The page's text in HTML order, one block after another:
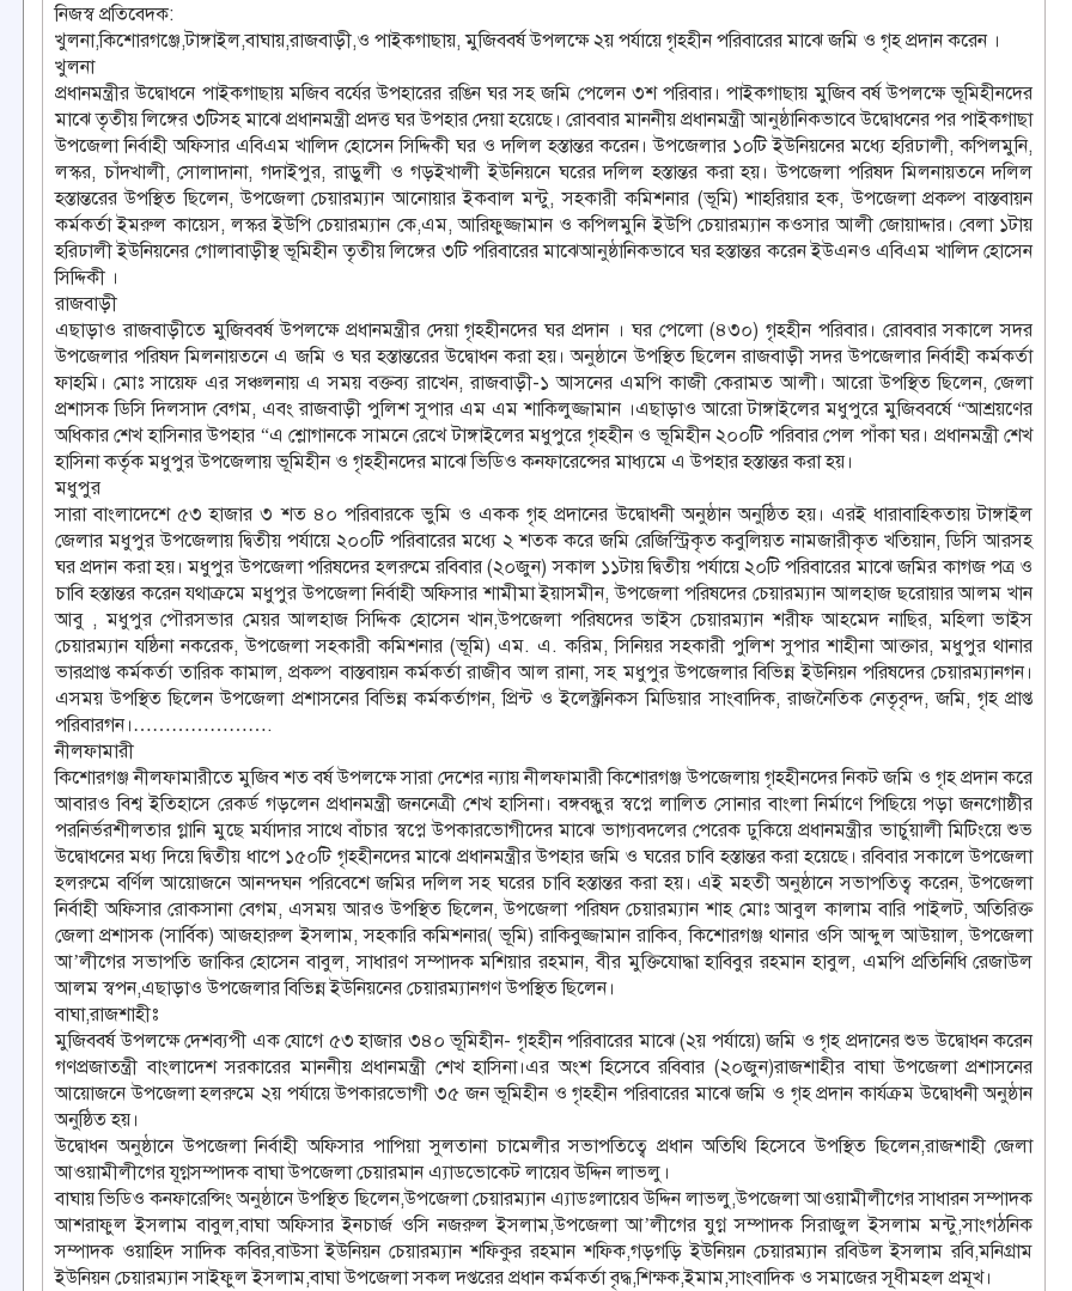
নিজস্ব প্রতিবেদক:
খুলনা,কিশোরগঞ্জে,টাঙ্গাইল,বাঘায়,রাজবাড়ী,ও পাইকগাছায়, মুজিববর্ষ উপলক্ষে ২য় পর্যায়ে গৃহহীন পরিবারের মাঝে জমি ও গৃহ প্রদান করেন ।
খুলনা
প্রধানমন্ত্রীর উদ্বোধনে পাইকগাছায় মজিব বর্যের উপহারের রঙিন ঘর সহ জমি পেলেন ৩শ পরিবার। পাইকগাছায় মুজিব বর্ষ উপলক্ষে ভূমিহীনদের
মাঝে তৃতীয় লিঙ্গের ৩টিসহ মাঝে প্রধানমন্ত্রী প্রদত্ত ঘর উপহার দেয়া হয়েছে। রোববার মাননীয় প্রধানমন্ত্রী আনুষ্ঠানিকভাবে উদ্বোধনের পর পাইকগাছা
উপজেলা নির্বাহী অফিসার এবিএম খালিদ হোসেন সিদ্দিকী ঘর ও দলিল হস্তান্তর করেন। উপজেলার ১০টি ইউনিয়নের মধ্যে হরিঢালী, কপিলমুনি,
লস্কর, চাঁদখালী, সোলাদানা, গদাইপুর, রাড়ুলী ও গড়ইখালী ইউনিয়নে ঘরের দলিল হস্তান্তর করা হয়। উপজেলা পরিষদ মিলনায়তনে দলিল
হস্তান্তরের উপস্থিত ছিলেন, উপজেলা চেয়ারম্যান আনোয়ার ইকবাল মন্টু, সহকারী কমিশনার (ভূমি) শাহরিয়ার হক, উপজেলা প্রকল্প বাস্তবায়ন
কর্মকর্তা ইমরুল কায়েস, লস্কর ইউপি চেয়ারম্যান কে,এম, আরিফুজ্জামান ও কপিলমুনি ইউপি চেয়ারম্যান কওসার আলী জোয়াদ্দার। বেলা ১টায়
হরিঢালী ইউনিয়নের গোলাবাড়ীস্থ ভূমিহীন তৃতীয় লিঙ্গের ৩টি পরিবারের মাঝেআনুষ্ঠানিকভাবে ঘর হস্তান্তর করেন ইউএনও এবিএম খালিদ হোসেন
সিদ্দিকী ।
রাজবাড়ী
এছাড়াও রাজবাড়ীতে মুজিববর্ষ উপলক্ষে প্রধানমন্ত্রীর দেয়া গৃহহীনদের ঘর প্রদান । ঘর পেলো (৪৩০) গৃহহীন পরিবার। রোববার সকালে সদর
উপজেলার পরিষদ মিলনায়তনে এ জমি ও ঘর হস্তান্তরের উদ্বোধন করা হয়। অনুষ্ঠানে উপস্থিত ছিলেন রাজবাড়ী সদর উপজেলার নির্বাহী কর্মকর্তা
ফাহমি। মোঃ সায়েফ এর সঞ্চলনায় এ সময় বক্তব্য রাখেন, রাজবাড়ী-১ আসনের এমপি কাজী কেরামত আলী। আরো উপস্থিত ছিলেন, জেলা
প্রশাসক ডিসি দিলসাদ বেগম, এবং রাজবাড়ী পুলিশ সুপার এম এম শাকিলুজ্জামান ।এছাড়াও আরো টাঙ্গাইলের মধুপুরে মুজিববর্ষে “আশ্রয়ণের
অধিকার শেখ হাসিনার উপহার “এ শ্লোগানকে সামনে রেখে টাঙ্গাইলের মধুপুরে গৃহহীন ও ভূমিহীন ২০০টি পরিবার পেল পাঁকা ঘর। প্রধানমন্ত্রী শেখ
হাসিনা কর্তৃক মধুপুর উপজেলায় ভূমিহীন ও গৃহহীনদের মাঝে ভিডিও কনফারেন্সের মাধ্যমে এ উপহার হস্তান্তর করা হয়।
মধুপুর
সারা বাংলাদেশে ৫৩ হাজার ৩ শত ৪০ পরিবারকে ভুমি ও একক গৃহ প্রদানের উদ্বোধনী অনুষ্ঠান অনুষ্ঠিত হয়। এরই ধারাবাহিকতায় টাঙ্গাইল
জেলার মধুপুর উপজেলায় দ্বিতীয় পর্যায়ে ২০০টি পরিবারের মধ্যে ২ শতক করে জমি রেজিস্ট্রিকৃত কবুলিয়ত নামজারীকৃত খতিয়ান, ডিসি আরসহ
ঘর প্রদান করা হয়। মধুপুর উপজেলা পরিষদের হলরুমে রবিবার (২০জুন) সকাল ১১টায় দ্বিতীয় পর্যায়ে ২০টি পরিবারের মাঝে জমির কাগজ পত্র ও
চাবি হস্তান্তর করেন যথাক্রমে মধুপুর উপজেলা নির্বাহী অফিসার শামীমা ইয়াসমীন, উপজেলা পরিষদের চেয়ারম্যান আলহাজ ছরোয়ার আলম খান
আবু , মধুপুর পৌরসভার মেয়র আলহাজ সিদ্দিক হোসেন খান,উপজেলা পরিষদের ভাইস চেয়ারম্যান শরীফ আহমেদ নাছির, মহিলা ভাইস
চেয়ারম্যান যষ্ঠিনা নকরেক, উপজেলা সহকারী কমিশনার (ভূমি) এম. এ. করিম, সিনিয়র সহকারী পুলিশ সুপার শাহীনা আক্তার, মধুপুর থানার
ভারপ্রাপ্ত কর্মকর্তা তারিক কামাল, প্রকল্প বাস্তবায়ন কর্মকর্তা রাজীব আল রানা, সহ মধুপুর উপজেলার বিভিন্ন ইউনিয়ন পরিষদের চেয়ারম্যানগন।
এসময় উপস্থিত ছিলেন উপজেলা প্রশাসনের বিভিন্ন কর্মকর্তাগন, প্রিন্ট ও ইলেক্ট্রনিকস মিডিয়ার সাংবাদিক, রাজনৈতিক নেতৃবৃন্দ, জমি, গৃহ প্রাপ্ত
পরিবারগন।………………….
নীলফামারী
কিশোরগঞ্জ নীলফামারীতে মুজিব শত বর্ষ উপলক্ষে সারা দেশের ন্যায় নীলফামারী কিশোরগঞ্জ উপজেলায় গৃহহীনদের নিকট জমি ও গৃহ প্রদান করে
আবারও বিশ্ব ইতিহাসে রেকর্ড গড়লেন প্রধানমন্ত্রী জননেত্রী শেখ হাসিনা। বঙ্গবন্ধুর স্বপ্নে লালিত সোনার বাংলা নির্মাণে পিছিয়ে পড়া জনগোষ্ঠীর
পরনির্ভরশীলতার গ্লানি মুছে মর্যাদার সাথে বাঁচার স্বপ্নে উপকারভোগীদের মাঝে ভাগ্যবদলের পেরেক ঢুকিয়ে প্রধানমন্ত্রীর ভার্চুয়ালী মিটিংয়ে শুভ
উদ্বোধনের মধ্য দিয়ে দ্বিতীয় ধাপে ১৫০টি গৃহহীনদের মাঝে প্রধানমন্ত্রীর উপহার জমি ও ঘরের চাবি হস্তান্তর করা হয়েছে। রবিবার সকালে উপজেলা
হলরুমে বর্ণিল আয়োজনে আনন্দঘন পরিবেশে জমির দলিল সহ ঘরের চাবি হস্তান্তর করা হয়। এই মহতী অনুষ্ঠানে সভাপতিত্ব করেন, উপজেলা
নির্বাহী অফিসার রোকসানা বেগম, এসময় আরও উপস্থিত ছিলেন, উপজেলা পরিষদ চেয়ারম্যান শাহ মোঃ আবুল কালাম বারি পাইলট, অতিরিক্ত
জেলা প্রশাসক (সার্বিক) আজহারুল ইসলাম, সহকারি কমিশনার( ভূমি) রাকিবুজ্জামান রাকিব, কিশোরগঞ্জ থানার ওসি আব্দুল আউয়াল, উপজেলা
আ’লীগের সভাপতি জাকির হোসেন বাবুল, সাধারণ সম্পাদক মশিয়ার রহমান, বীর মুক্তিযোদ্ধা হাবিবুর রহমান হাবুল, এমপি প্রতিনিধি রেজাউল
আলম স্বপন,এছাড়াও উপজেলার বিভিন্ন ইউনিয়নের চেয়ারম্যানগণ উপস্থিত ছিলেন।
বাঘা,রাজশাহীঃ
মুজিববর্ষ উপলক্ষে দেশব‍্যপী এক যোগে ৫৩ হাজার ৩৪০ ভূমিহীন- গৃহহীন পরিবারের মাঝে (২য় পর্যায়ে) জমি ও গৃহ প্রদানের শুভ উদ্বোধন করেন
গণপ্রজাতন্ত্রী বাংলাদেশ সরকারের মাননীয় প্রধানমন্ত্রী শেখ হাসিনা।এর অংশ হিসেবে রবিবার (২০জুন)রাজশাহীর বাঘা উপজেলা প্রশাসনের
আয়োজনে উপজেলা হলরুমে ২য় পর্যায়ে উপকারভোগী ৩৫ জন ভূমিহীন ও গৃহহীন পরিবারের মাঝে জমি ও গৃহ প্রদান কার্যক্রম উদ্বোধনী অনুষ্ঠান
অনুষ্ঠিত হয়।
উদ্বোধন অনুষ্ঠানে উপজেলা নির্বাহী অফিসার পাপিয়া সুলতানা চামেলীর সভাপতিত্বে প্রধান অতিথি হিসেবে উপস্থিত ছিলেন,রাজশাহী জেলা
আওয়ামীলীগের যূগ্নসম্পাদক বাঘা উপজেলা চেয়ারমান এ‍্যাডভোকেট লায়েব উদ্দিন লাভলু।
বাঘায় ভিডিও কনফারেন্সিং অনুষ্ঠানে উপস্থিত ছিলেন,উপজেলা চেয়ারম‍্যান এ‍্যাডঃলায়েব উদ্দিন লাভলু,উপজেলা আওয়ামীলীগের সাধারন সম্পাদক
আশরাফুল ইসলাম বাবুল,বাঘা অফিসার ইনচার্জ ওসি নজরুল ইসলাম,উপজেলা আ’লীগের যুগ্ন সম্পাদক সিরাজুল ইসলাম মন্টু,সাংগঠনিক
সম্পাদক ওয়াহিদ সাদিক কবির,বাউসা ইউনিয়ন চেয়ারম‍্যান শফিকুর রহমান শফিক,গড়গড়ি ইউনিয়ন চেয়ারম‍্যান রবিউল ইসলাম রবি,মনিগ্রাম
ইউনিয়ন চেয়ারম‍্যান সাইফুল ইসলাম,বাঘা উপজেলা সকল দপ্তরের প্রধান কর্মকর্তা বৃদ্ধ,শিক্ষক,ইমাম,সাংবাদিক ও সমাজের সূধীমহল প্রমূখ।